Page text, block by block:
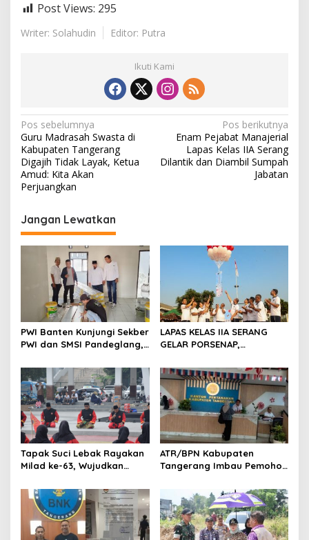
Post Views: 295
Writer: Solahudin Editor: Putra
Ikuti Kami
N
a
v
i
a
s
s
Pos sebelumnya
Guru Madrasah Swasta di
Kabupaten Tangerang
Digajih Tidak Layak, Ketua
Amud: Kita Akan
Perjuangkan
Pos berikutnya
Enam Pejabat Manajerial
Lapas Kelas IIA Serang
Dilantik dan Diambil Sumpah
Jabatan
Jangan Lewatkan
PWI Banten Kunjungi Sekber
PWI dan SMSI Pandeglang,
Konferensi Organisasi
LAPAS KELAS IIA SERANG
GELAR PORSENAP,
DAN KEBERSAMAAN
Tapak Suci Lebak Rayakan
Milad ke-63, Wujudkan
Menuju Kancah Dunia
ATR/BPN Kabupaten
Tangerang Imbau Pemohon
Berkas Mandek